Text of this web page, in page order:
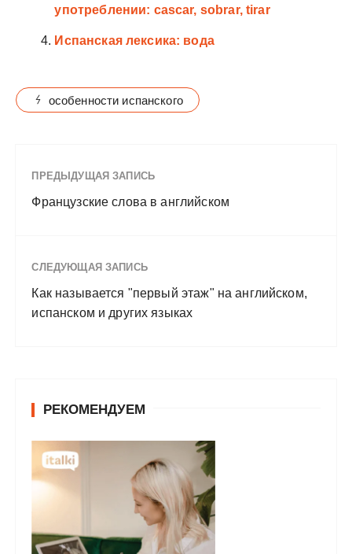
употреблении: cascar, sobrar, tirar
Испанская лексика: вода
особенности испанского
ПРЕДЫДУЩАЯ ЗАПИСЬ
Французские слова в английском
СЛЕДУЮЩАЯ ЗАПИСЬ
Как называется "первый этаж" на английском,
испанском и других языках
РЕКОМЕНДУЕМ